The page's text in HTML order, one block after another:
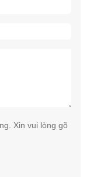
Xin vui lòng gõ